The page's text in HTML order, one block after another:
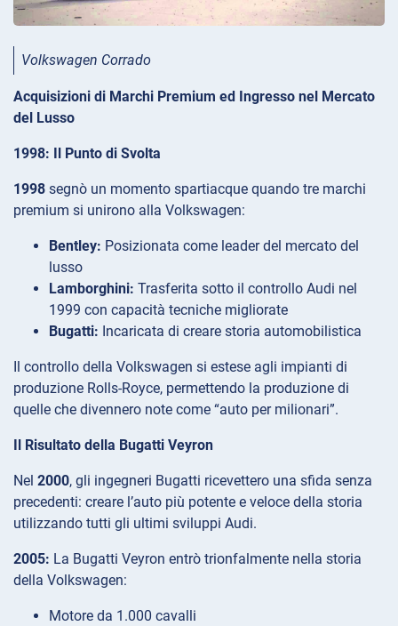
Volkswagen Corrado
Acquisizioni di Marchi Premium ed Ingresso nel Mercato
del Lusso
1998: Il Punto di Svolta
1998 segnò un momento spartiacque quando tre marchi
premium si unirono alla Volkswagen:
Bentley: Posizionata come leader del mercato del
lusso
Lamborghini: Trasferita sotto il controllo Audi nel
1999 con capacità tecniche migliorate
Bugatti: Incaricata di creare storia automobilistica
Il controllo della Volkswagen si estese agli impianti di
produzione Rolls-Royce, permettendo la produzione di
quelle che divennero note come “auto per milionari”.
Il Risultato della Bugatti Veyron
Nel 2000, gli ingegneri Bugatti ricevettero una sfida senza
precedenti: creare l’auto più potente e veloce della storia
utilizzando tutti gli ultimi sviluppi Audi.
2005: La Bugatti Veyron entrò trionfalmente nella storia
della Volkswagen:
Motore da 1.000 cavalli